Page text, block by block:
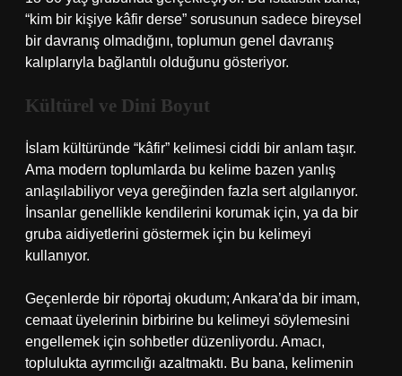
“kim bir kişiye kâfir derse” sorusunun sadece bireysel
bir davranış olmadığını, toplumun genel davranış
kalıplarıyla bağlantılı olduğunu gösteriyor.
Kültürel ve Dini Boyut
İslam kültüründe “kâfir” kelimesi ciddi bir anlam taşır.
Ama modern toplumlarda bu kelime bazen yanlış
anlaşılabiliyor veya gereğinden fazla sert algılanıyor.
İnsanlar genellikle kendilerini korumak için, ya da bir
gruba aidiyetlerini göstermek için bu kelimeyi
kullanıyor.
Geçenlerde bir röportaj okudum; Ankara’da bir imam,
cemaat üyelerinin birbirine bu kelimeyi söylemesini
engellemek için sohbetler düzenliyordu. Amacı,
toplulukta ayrımcılığı azaltmaktı. Bu bana, kelimenin